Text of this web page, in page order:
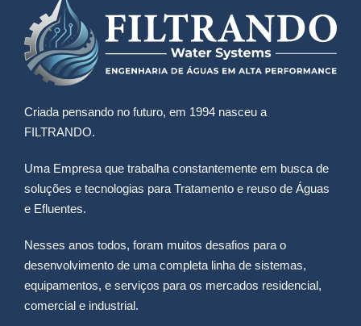
Criada pensando no futuro, em 1994 nasceu a
FILTRANDO.
Uma Empresa que trabalha constantemente em busca de
soluções e tecnologias para Tratamento e reuso de Águas
e Efluentes.
Nesses anos todos, foram muitos desafios para o
desenvolvimento de uma completa linha de sistemas,
equipamentos, e serviços para os mercados residencial,
comercial e industrial.